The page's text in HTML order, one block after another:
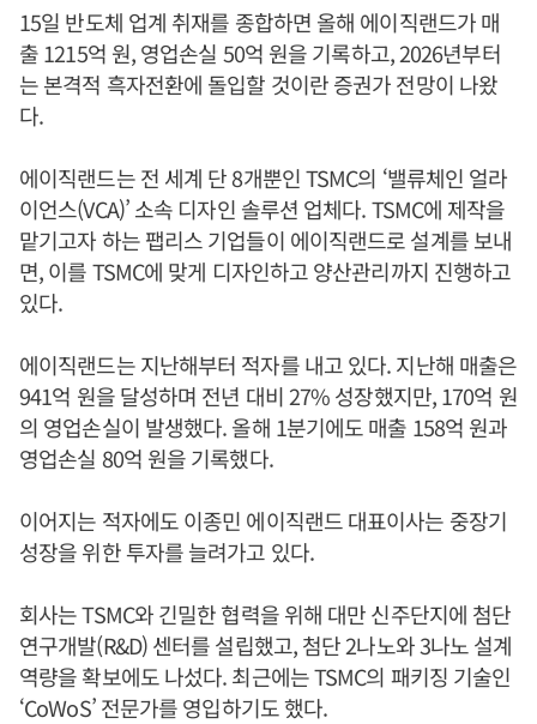
15일 반도체 업계 취재를 종합하면 올해 에이직랜드가 매
출 1215억 원, 영업손실 50억 원을 기록하고, 2026년부터
는 본격적 흑자전환에 돌입할 것이란 증권가 전망이 나왔
다.
에이직랜드는 전 세계 단 8개뿐인 TSMC의 ‘밸류체인 얼라
이언스(VCA)’ 소속 디자인 솔루션 업체다. TSMC에 제작을
맡기고자 하는 팹리스 기업들이 에이직랜드로 설계를 보내
면, 이를 TSMC에 맞게 디자인하고 양산관리까지 진행하고
있다.
에이직랜드는 지난해부터 적자를 내고 있다. 지난해 매출은
941억 원을 달성하며 전년 대비 27% 성장했지만, 170억 원
의 영업손실이 발생했다. 올해 1분기에도 매출 158억 원과
영업손실 80억 원을 기록했다.
이어지는 적자에도 이종민 에이직랜드 대표이사는 중장기
성장을 위한 투자를 늘려가고 있다.
회사는 TSMC와 긴밀한 협력을 위해 대만 신주단지에 첨단
연구개발(R&D) 센터를 설립했고, 첨단 2나노와 3나노 설계
역량을 확보에도 나섰다. 최근에는 TSMC의 패키징 기술인
‘CoWoS’ 전문가를 영입하기도 했다.